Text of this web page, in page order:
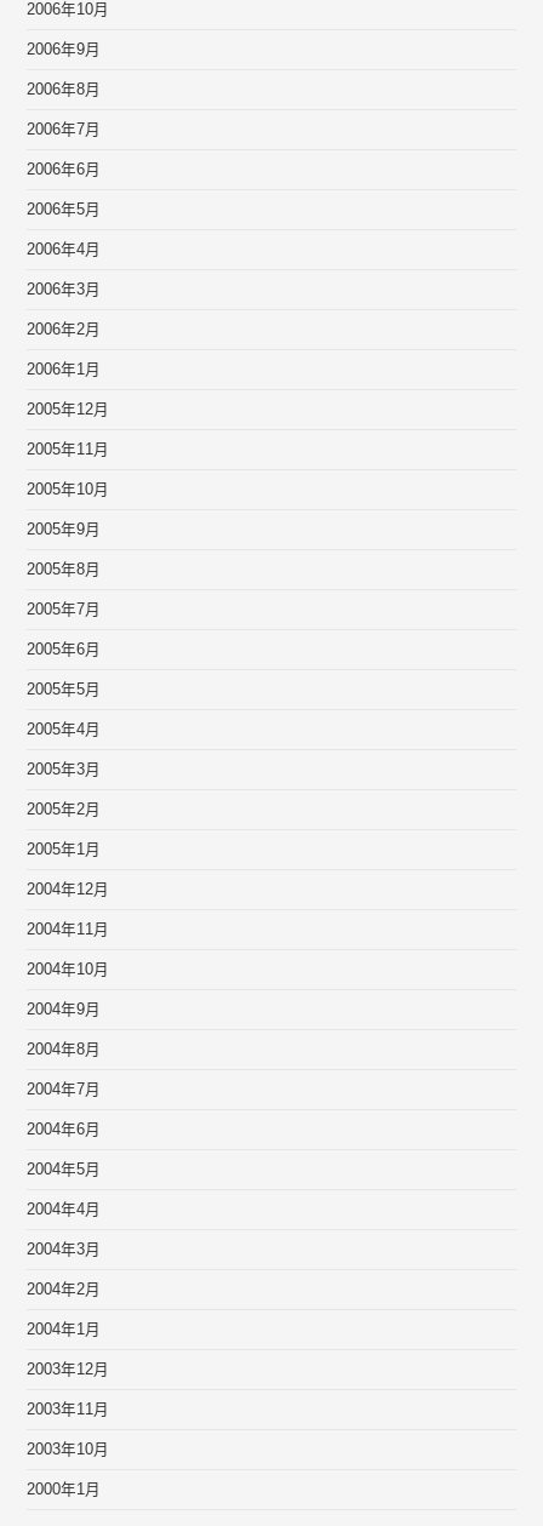
2006年10月
2006年9月
2006年8月
2006年7月
2006年6月
2006年5月
2006年4月
2006年3月
2006年2月
2006年1月
2005年12月
2005年11月
2005年10月
2005年9月
2005年8月
2005年7月
2005年6月
2005年5月
2005年4月
2005年3月
2005年2月
2005年1月
2004年12月
2004年11月
2004年10月
2004年9月
2004年8月
2004年7月
2004年6月
2004年5月
2004年4月
2004年3月
2004年2月
2004年1月
2003年12月
2003年11月
2003年10月
2000年1月